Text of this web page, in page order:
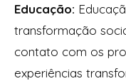
Educação:
transformação
contato com os
experiências